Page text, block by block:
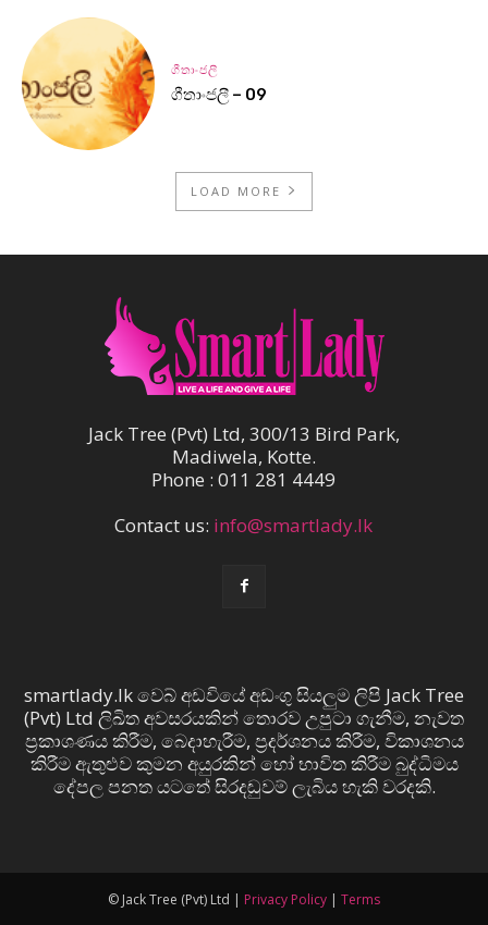
ගීතාංජලී
ගීතාංජලී – 09
LOAD MORE
Jack Tree (Pvt) Ltd, 300/13 Bird Park,
Madiwela, Kotte.
Phone : 011 281 4449
Contact us: info@smartlady.lk
smartlady.lk වෙබ් අඩවියේ අඩංගු සියලුම ලිපි Jack Tree
(Pvt) Ltd ලිඛිත අවසරයකින් තොරව උපුටා ගැනීම, නැවත
ප්‍රකාශණය කිරීම, බෙදාහැරීම, ප්‍රදර්ශනය කිරීම, විකාශනය
කිරීම ඇතුළුව කුමන අයුරකින් හෝ භාවිත කිරීම බුද්ධිමය
දේපල පනත යටතේ සිරදඬුවම් ලැබිය හැකි වරදකි.
© Jack Tree (Pvt) Ltd | Privacy Policy Terms